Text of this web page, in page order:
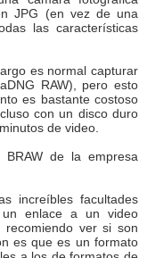
JPG (en vez de una
las características
es normal capturar
RAW), pero esto
es bastante costoso
con un disco duro
de video.
de la empresa
increíbles facultades
enlace a un video
recomiendo ver si son
es que es un formato